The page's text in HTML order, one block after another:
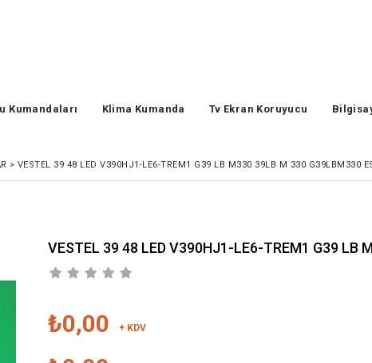
Kumandaları Klima Kumanda Tv Ekran Koruyucu
> VESTEL 39 48 LED V390HJ1-LE6-TREM1 G39 LB M330 39LB M 330 G39LBM330
VESTEL 39 48 LED V390HJ1-LE6-TREM1 G39 LB
₺0,00 + KDV